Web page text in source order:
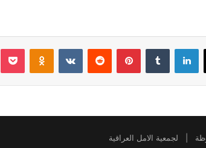
‫X لينكدإن ‏Tumblr بينتيريست
‏Reddit
‏VKontakte